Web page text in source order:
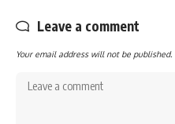
Leave a comment
Your email address will not be published.